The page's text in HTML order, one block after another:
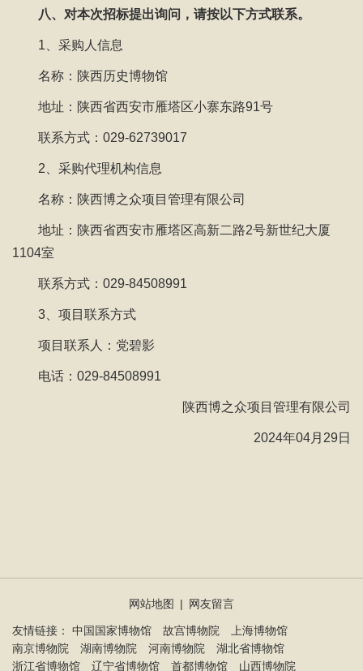
八、对本次招标提出询问，请按以下方式联系。
1、采购人信息
名称：陕西历史博物馆
地址：陕西省西安市雁塔区小寨东路91号
联系方式：029-62739017
2、采购代理机构信息
名称：陕西博之众项目管理有限公司
地址：陕西省西安市雁塔区高新二路2号新世纪大厦
1104室
联系方式：029-84508991
3、项目联系方式
项目联系人：党碧影
电话：029-84508991
陕西博之众项目管理有限公司
2024年04月29日
网站地图 | 网友留言
友情链接： 中国国家博物馆 故宫博物院
上海博物馆
南京博物院
湖南博物院 河南博物院
湖北省博物馆
浙江省博物馆
辽宁省博物馆 首都博物馆 山西博物院